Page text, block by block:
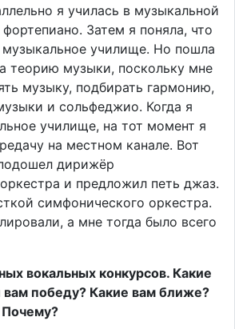
я училась в музыкальной
Затем я поняла, что
музыкальное училище. Но пошла
теорию музыки, поскольку мне
музыку, подбирать гармонию,
и сольфеджио. Когда я
училище, на тот момент я
на местном канале. Вот
дирижёр
и предложил петь джаз.
симфонического оркестра.
а мне тогда было всего
вокальных конкурсов. Какие
вам победу? Какие вам ближе?